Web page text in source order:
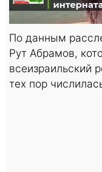
По данным
Рут Абрамов,
всеизраильский
тех пор